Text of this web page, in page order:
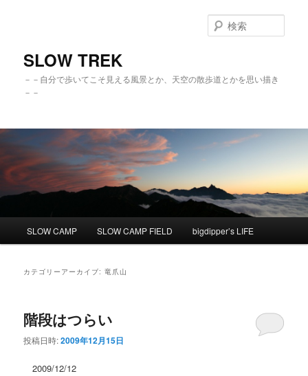
SLOW TREK
－－自分で歩いてこそ見える風景とか、天空の散歩道とかを思い描き
－－
索
メ
コ
サ
ン
SLOW CAMP SLOW CAMP FIELD bigdipper’s LIFE
カテゴリーアーカイブ:竜爪山
階段はつらい
投稿日時:2009年12月15日
2009/12/12